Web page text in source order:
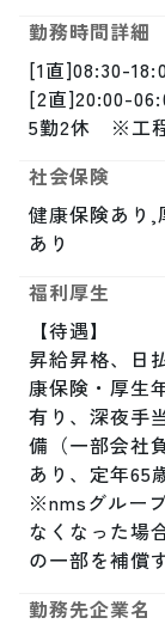
勤務時間詳細
[1直]08:30-
[2直]20:00-
5勤2休　※工
社会保険
健康保険あり
あり
福利厚生
【待遇】
昇給昇格、日
康保険・厚生
有り、深夜手
備（一部会社
あり、定年65
※nmsグルー
なくなった場
の一部を補償
勤務先企業名